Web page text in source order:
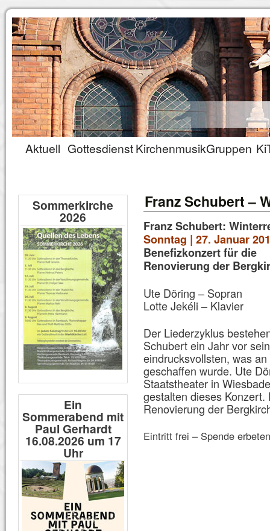
Aktuell GottesdienstKirchenmusikGruppen
Franz Schubert –
Franz Schubert:
Sonntag | 27. Januar
Benefizkonzert für die
Renovierung der
Ute Döring – Sopran
Lotte Jekéli – Klavier
Der Liederzyklus
Schubert ein Jahr vor
eindrucksvollsten, was
geschaffen wurde. Ute
Staatstheater in
gestalten dieses
Renovierung der
Eintritt frei – Spende erbeten
Sommerkirche
2026
Ein
Sommerabend mit
Paul Gerhardt
16.08.2026 um 17
Uhr